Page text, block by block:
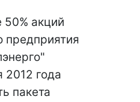
акций
предприятия
2012 года
пакета